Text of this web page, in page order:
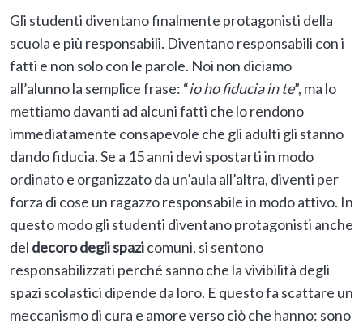
Gli studenti diventano finalmente protagonisti della
scuola e più responsabili. Diventano responsabili con i
fatti e non solo con le parole. Noi non diciamo
all’alunno la semplice frase: “io ho fiducia in te”, ma lo
mettiamo davanti ad alcuni fatti che lo rendono
immediatamente consapevole che gli adulti gli stanno
dando fiducia. Se a 15 anni devi spostarti in modo
ordinato e organizzato da un’aula all’altra, diventi per
forza di cose un ragazzo responsabile in modo attivo. In
questo modo gli studenti diventano protagonisti anche
del decoro degli spazicomuni, si sentono
responsabilizzati perché sanno che la vivibilità degli
spazi scolastici dipende da loro. E questo fa scattare un
meccanismo di cura e amore verso ciò che hanno: sono